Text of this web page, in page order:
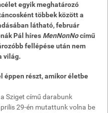
egyik meghatározó
többek között a
látható, február
Pál híres MenNonNocímű
fellépése után nem
világ.
éppen részt, amikor életbe
Sziget című darabunk
29-én mutattunk volna be